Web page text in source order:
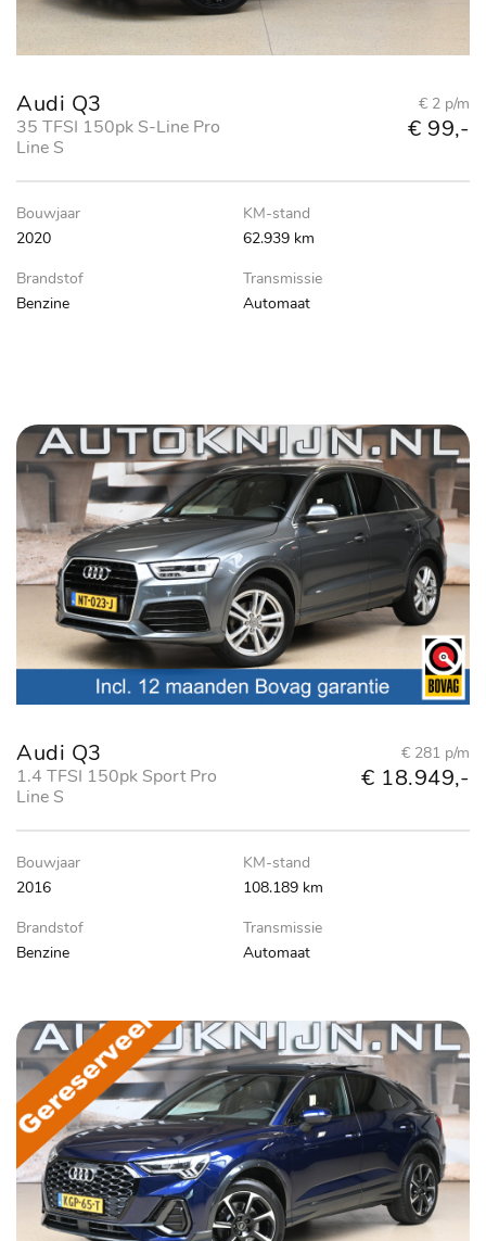
Audi Q3
35 TFSI 150pk S-Line Pro
Line S
€ 2 p/m
€ 99,-
Bouwjaar
2020
KM-stand
62.939 km
Brandstof
Benzine
Transmissie
Automaat
Audi Q3
1.4 TFSI 150pk Sport Pro
Line S
€ 281 p/m
€ 18.949,-
Bouwjaar
2016
KM-stand
108.189 km
Brandstof
Benzine
Transmissie
Automaat